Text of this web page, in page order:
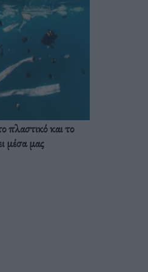
πλαστικό και το
μέσα μας